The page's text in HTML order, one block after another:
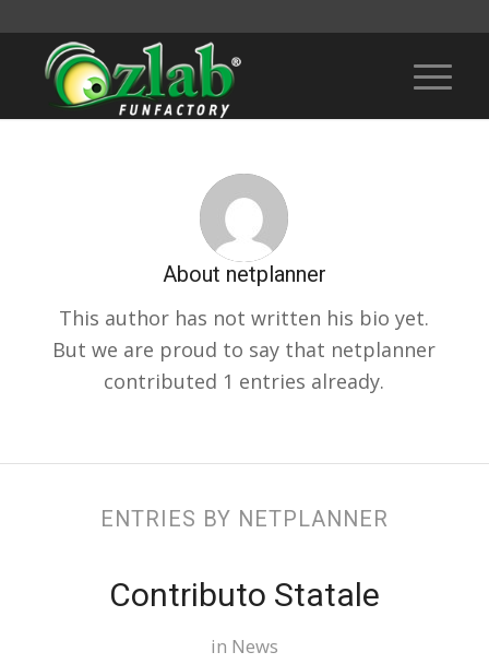
About netplanner
This author has not written his bio yet.
But we are proud to say that netplanner
contributed 1 entries already.
ENTRIES BY NETPLANNER
Contributo Statale
in News